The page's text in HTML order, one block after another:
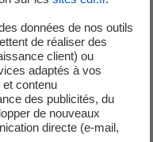
dans le carnet au fur et à
après accord
technique de
opéré par Docaposte et
données de nos outils
de réaliser des
client) ou
adaptés à vos
et contenu
des publicités, du
de nouveaux
directe (e-mail,